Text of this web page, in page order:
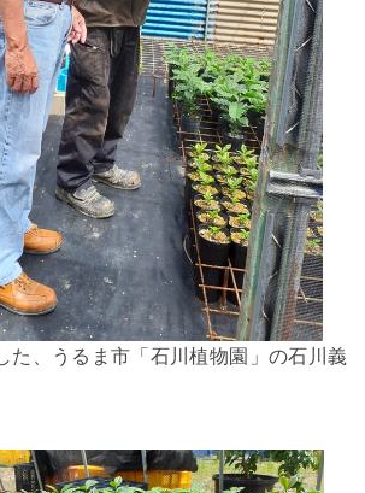
た、うるま市「石川植物園」の石川義